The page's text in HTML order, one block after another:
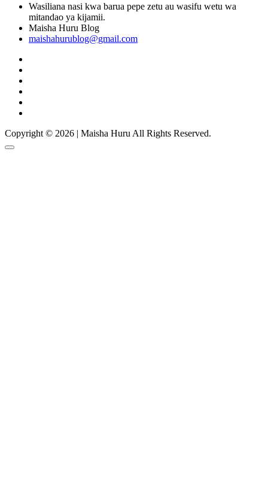
Wasiliana nasi kwa barua pepe zetu au wasifu wetu wa
mitandao ya kijamii.
Maisha Huru Blog
maishahurublog@gmail.com
Copyright © 2026 | Maisha Huru All Rights Reserved.